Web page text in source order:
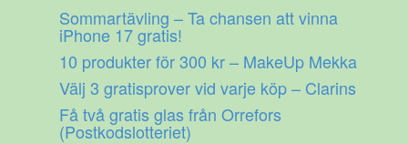
Sommartävling – Ta chansen att vinna
iPhone 17 gratis!
10 produkter för 300 kr – MakeUp Mekka
Välj 3 gratisprover vid varje köp – Clarins
Få två gratis glas från Orrefors
(Postkodslotteriet)